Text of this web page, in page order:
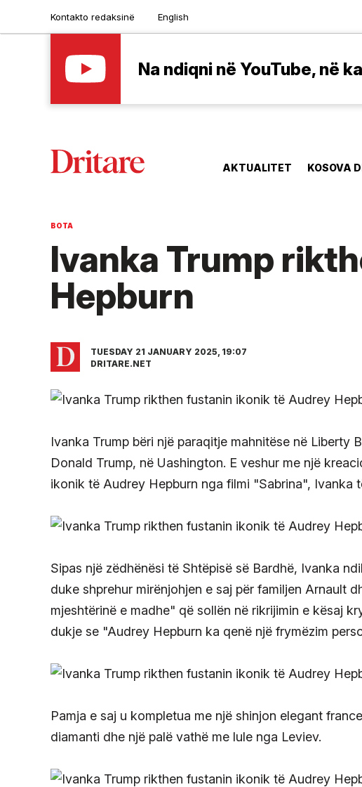
Kontakto redaksinë English
Na ndiqni në YouTube, në
AKTUALITET KOSOVA
BOTA
Ivanka Trump
Hepburn
TUESDAY 21 JANUARY 2025, 19:07
DRITARE.NET
Ivanka Trump bëri një paraqitje mahnitëse në Liberty
Donald Trump, në Uashington. E veshur me një
ikonik të Audrey Hepburn nga filmi "Sabrina", Ivanka
Sipas një zëdhënësi të Shtëpisë së Bardhë, Ivanka
duke shprehur mirënjohjen e saj për familjen Arnault
mjeshtërinë e madhe" që sollën në rikrijimin e kësaj
dukje se "Audrey Hepburn ka qenë një frymëzim
Pamja e saj u kompletua me një shinjon elegant
diamanti dhe një palë vathë me lule nga Leviev.